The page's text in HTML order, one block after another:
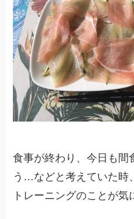
食事が終わり、今日も間
う…などと考えていた時
トレーニングのことが気